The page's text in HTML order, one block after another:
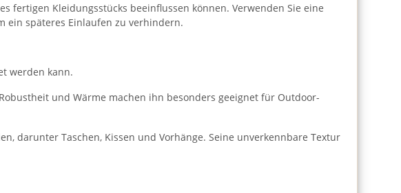
fertigen Kleidungsstücks beeinflussen können. Verwenden Sie eine
ein späteres Einlaufen zu verhindern.
werden kann.
und Wärme machen ihn besonders geeignet für Outdoor-
darunter Taschen, Kissen und Vorhänge. Seine unverkennbare Textur